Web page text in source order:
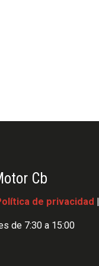
Cb
de privacidad
de 7:30 a 15:00